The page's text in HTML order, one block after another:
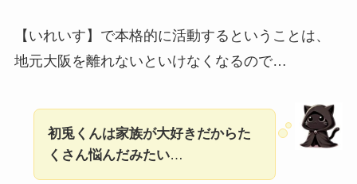
【いれいす】で本格的に活動するということは、
地元大阪を離れないといけなくなるので…
初兎くんは家族が大好きだからた
くさん悩んだみたい…